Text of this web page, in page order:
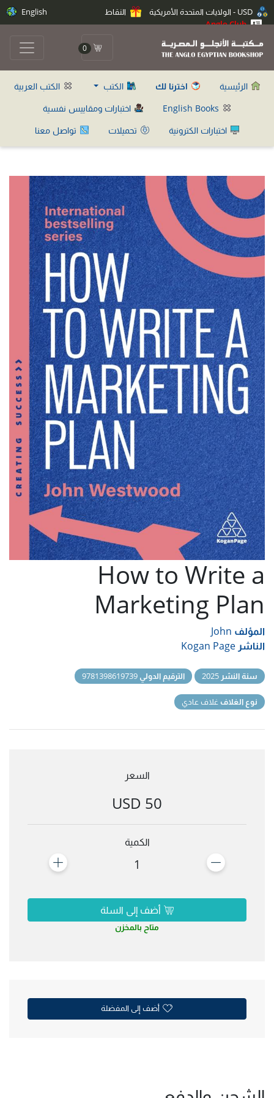
النقاط
Anglo Club
English
0
الرئيسية اخترنا لك الكتب
الكتب العربية
اختبارات ومقاييس نفسية
اختبارات الكترونية
تحميلات تواصل معنا
How to Write a
Marketing Plan
المؤلف John
الناشر Kogan Page
سنة النشر الترقيم الدولي
نوع الغلاف غلاف عادي
السعر
50 USD
الكمية
1
أضف إلى السلة
متاح بالمخزن
أضف إلى المفضلة